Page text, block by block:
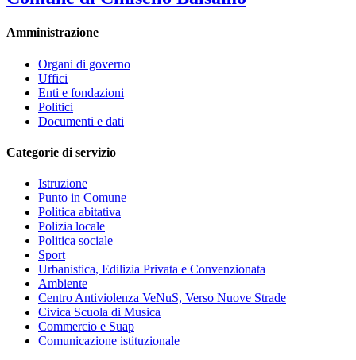
Amministrazione
Organi di governo
Uffici
Enti e fondazioni
Politici
Documenti e dati
Categorie di servizio
Istruzione
Punto in Comune
Politica abitativa
Polizia locale
Politica sociale
Sport
Urbanistica, Edilizia Privata e Convenzionata
Ambiente
Centro Antiviolenza VeNuS, Verso Nuove Strade
Civica Scuola di Musica
Commercio e Suap
Comunicazione istituzionale